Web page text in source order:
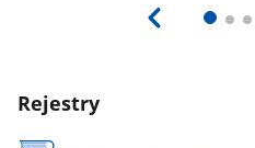
Rejestry